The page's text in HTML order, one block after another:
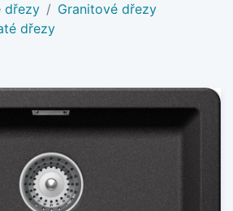
dřezy
Granitové dřezy
dřezy